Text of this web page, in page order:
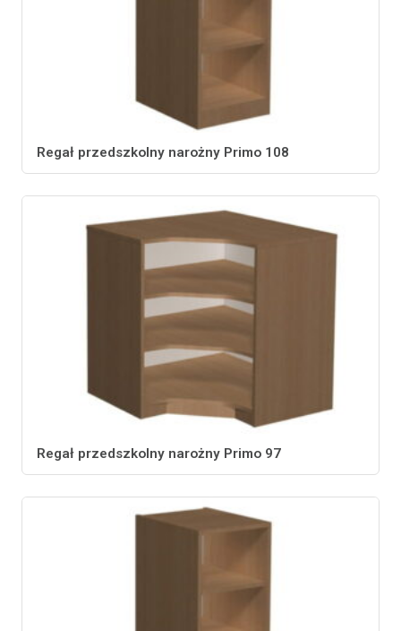
Regał przedszkolny narożny Primo 108
Regał przedszkolny narożny Primo 97